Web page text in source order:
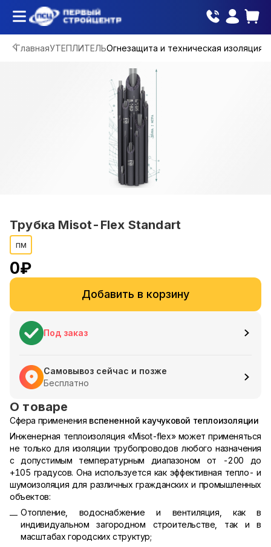
ГлавнаяУТЕПЛИТЕЛЬОгнезащита и техническая изоляция
Трубка Misot-Flex Standart
пм
0₽
Добавить в корзину
Под заказ
Самовывоз сейчас и позже
Бесплатно
О товаре
Сфера применения вспененной каучуковой теплоизоляции
Инженерная теплоизоляция «Misot-flex» может применяться
не только для изоляции трубопроводов любого назначения
с допустимым температурным диапазоном от -200 до
+105 градусов. Она используется как эффективная тепло- и
шумоизоляция для различных гражданских и промышленных
объектов:
Отопление, водоснабжение и вентиляция, как в
индивидуальном загородном строительстве, так и в
масштабах городских структур;